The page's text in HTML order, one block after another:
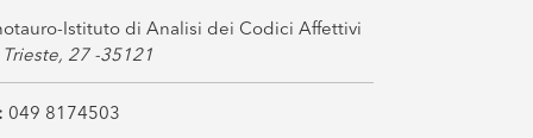
Istituto di Analisi dei Codici Affettivi
Trieste, 27 -35121
049 8174503